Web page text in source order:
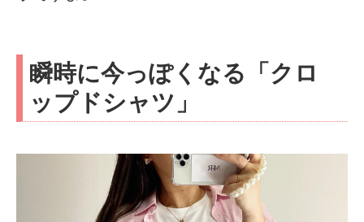
瞬時に今っぽくなる「クロ
ップドシャツ」